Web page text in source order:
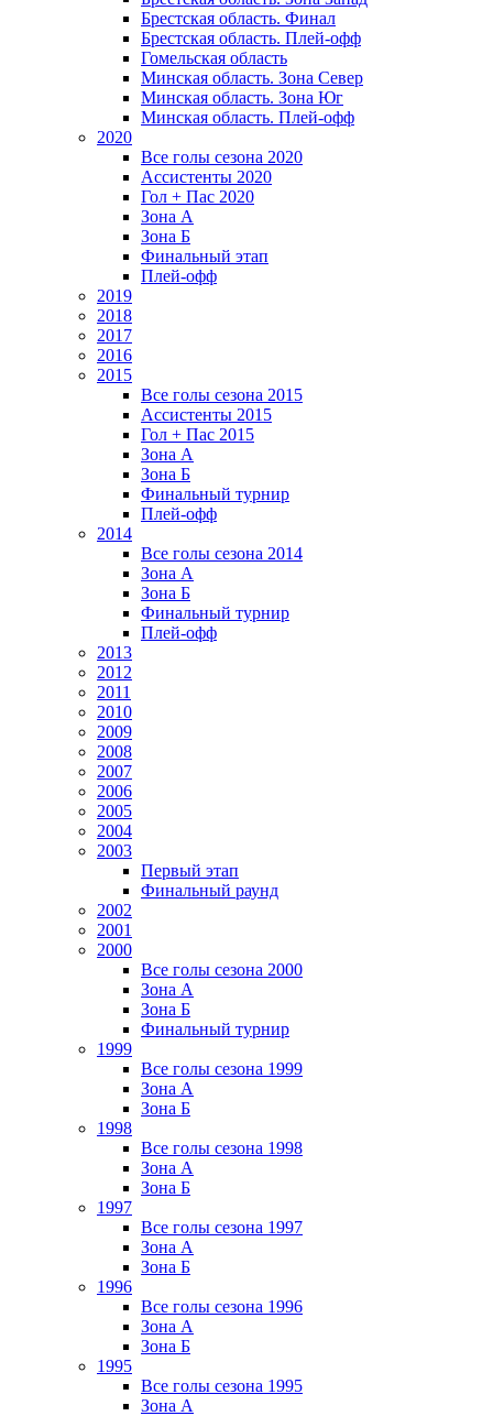
Брестская область. Финал
Брестская область. Плей-офф
Гомельская область
Минская область. Зона Север
Минская область. Зона Юг
Минская область. Плей-офф
2020
Все голы сезона 2020
Ассистенты 2020
Гол + Пас 2020
Зона А
Зона Б
Финальный этап
Плей-офф
2019
2018
2017
2016
2015
Все голы сезона 2015
Ассистенты 2015
Гол + Пас 2015
Зона А
Зона Б
Финальный турнир
Плей-офф
2014
Все голы сезона 2014
Зона А
Зона Б
Финальный турнир
Плей-офф
2013
2012
2011
2010
2009
2008
2007
2006
2005
2004
2003
Первый этап
Финальный раунд
2002
2001
2000
Все голы сезона 2000
Зона А
Зона Б
Финальный турнир
1999
Все голы сезона 1999
Зона А
Зона Б
1998
Все голы сезона 1998
Зона А
Зона Б
1997
Все голы сезона 1997
Зона А
Зона Б
1996
Все голы сезона 1996
Зона А
Зона Б
1995
Все голы сезона 1995
Зона А